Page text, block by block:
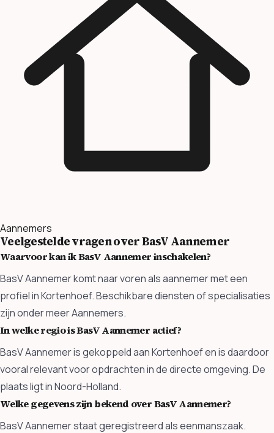
Aannemers
Veelgestelde vragen over BasV Aannemer
Waarvoor kan ik BasV Aannemer inschakelen?
BasV Aannemer komt naar voren als aannemer met een
profiel in Kortenhoef. Beschikbare diensten of specialisaties
zijn onder meer Aannemers.
In welke regio is BasV Aannemer actief?
BasV Aannemer is gekoppeld aan Kortenhoef en is daardoor
vooral relevant voor opdrachten in de directe omgeving. De
plaats ligt in Noord-Holland.
Welke gegevens zijn bekend over BasV Aannemer?
BasV Aannemer staat geregistreerd als eenmanszaak.